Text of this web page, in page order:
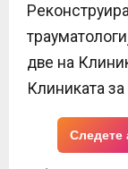
две на
Клиниката за
Следете